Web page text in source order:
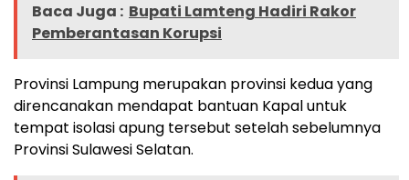
Baca Juga : Bupati Lamteng Hadiri Rakor
Pemberantasan Korupsi
Provinsi Lampung merupakan provinsi kedua yang
direncanakan mendapat bantuan Kapal untuk
tempat isolasi apung tersebut setelah sebelumnya
Provinsi Sulawesi Selatan.